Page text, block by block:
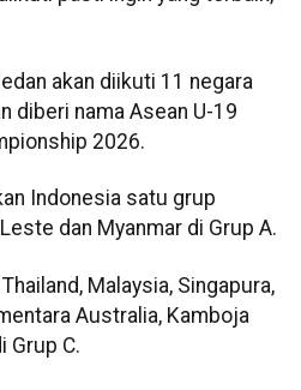
akan diikuti 11 negara
diberi nama Asean U-19
2026.
Indonesia satu grup
dan Myanmar di Grup A.
Malaysia, Singapura,
Australia, Kamboja
Grup C.